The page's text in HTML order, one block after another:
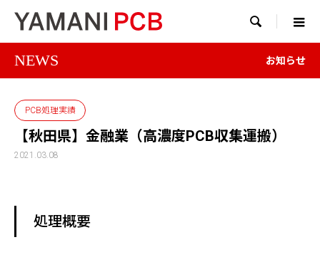

NEWS お知らせ
PCB処理実績
【秋田県】金融業（高濃度PCB収集運搬）
2021.03.08
処理概要